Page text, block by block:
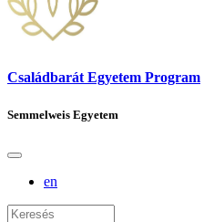
Családbarát Egyetem Program
Semmelweis Egyetem
en